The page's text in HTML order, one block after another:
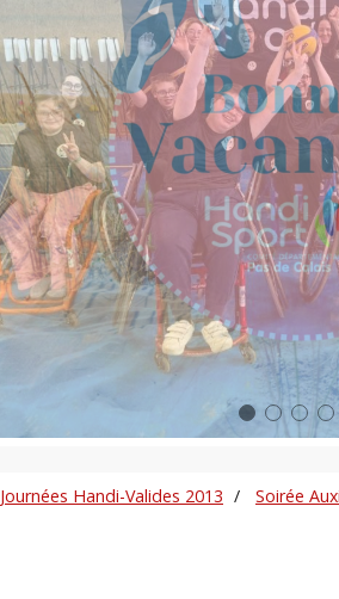
Journées Handi-Valides 2013 Soirée